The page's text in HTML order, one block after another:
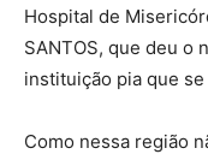
Hospital de
SANTOS, que deu o
instituição pia que
Como nessa região